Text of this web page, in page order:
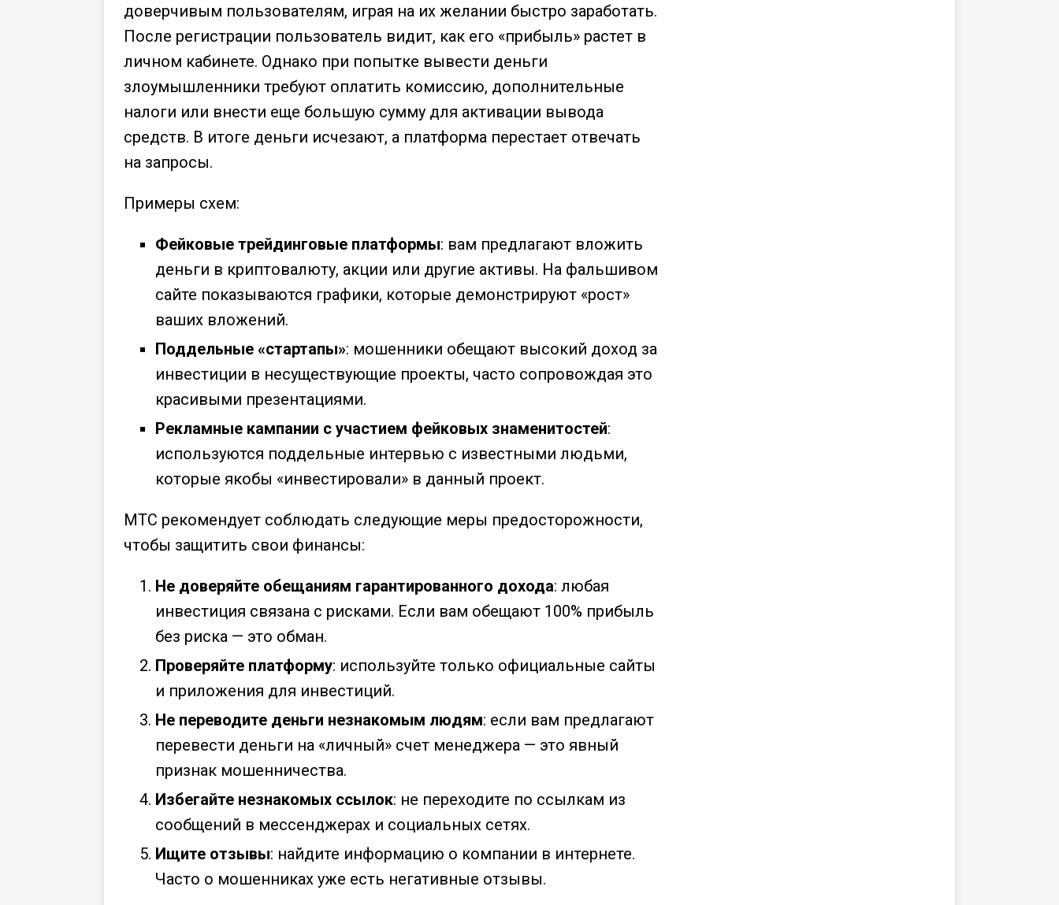
доверчивым пользователям, играя на их желании быстро заработать.
После регистрации пользователь видит, как его «прибыль» растет в
личном кабинете. Однако при попытке вывести деньги
злоумышленники требуют оплатить комиссию, дополнительные
налоги или внести еще большую сумму для активации вывода
средств. В итоге деньги исчезают, а платформа перестает отвечать
на запросы.
Примеры схем:
Фейковые трейдинговые платформы: вам предлагают вложить
деньги в криптовалюту, акции или другие активы. На фальшивом
сайте показываются графики, которые демонстрируют «рост»
ваших вложений.
Поддельные «стартапы»: мошенники обещают высокий доход за
инвестиции в несуществующие проекты, часто сопровождая это
красивыми презентациями.
Рекламные кампании с участием фейковых знаменитостей:
используются поддельные интервью с известными людьми,
которые якобы «инвестировали» в данный проект.
МТС рекомендует соблюдать следующие меры предосторожности,
чтобы защитить свои финансы:
Не доверяйте обещаниям гарантированного дохода: любая
инвестиция связана с рисками. Если вам обещают 100% прибыль
без риска — это обман.
Проверяйте платформу: используйте только официальные сайты
и приложения для инвестиций.
Не переводите деньги незнакомым людям: если вам предлагают
перевести деньги на «личный» счет менеджера — это явный
признак мошенничества.
Избегайте незнакомых ссылок: не переходите по ссылкам из
сообщений в мессенджерах и социальных сетях.
Ищите отзывы: найдите информацию о компании в интернете.
Часто о мошенниках уже есть негативные отзывы.